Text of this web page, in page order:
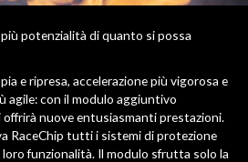
potenzialità di quanto si possa
e ripresa, accelerazione più vigorosa e
agile: con il modulo aggiuntivo
offrirà nuove entusiasmanti prestazioni.
RaceChip tutti i sistemi di protezione
funzionalità. Il modulo sfrutta solo la